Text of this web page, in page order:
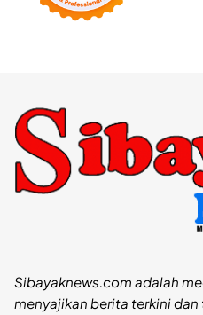
Sibayaknews.com adalah
menyajikan berita terkini